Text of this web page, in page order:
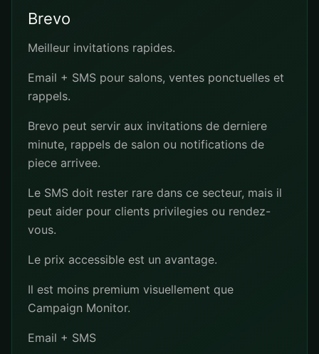
Brevo
Meilleur invitations rapides.
Email + SMS pour salons, ventes ponctuelles et
rappels.
Brevo peut servir aux invitations de derniere
minute, rappels de salon ou notifications de
piece arrivee.
Le SMS doit rester rare dans ce secteur, mais il
peut aider pour clients privilegies ou rendez-
vous.
Le prix accessible est un avantage.
Il est moins premium visuellement que
Campaign Monitor.
Email + SMS